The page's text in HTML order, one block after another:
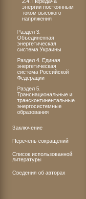
не
всем
Украине
энергии постоянным
током высокого
напряжения
Раздел 3.
Объединенная
энергетическая
система Украины
Раздел 4. Единая
энергетическая
система Российской
Федерации
Раздел 5.
Транснациональные и
трансконтинентальные
энергосистемные
образования
Заключение
Перечень сокращений
Список использованной
литературы
Сведения об авторах